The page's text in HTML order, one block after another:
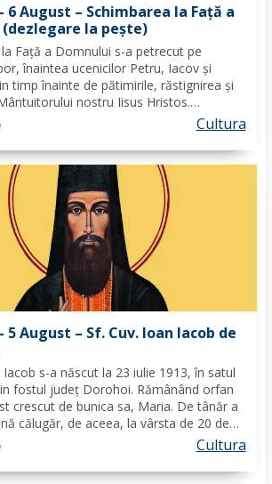
6 August – Schimbarea la Față a
la peşte)
Față a Domnului s-a petrecut pe
înaintea ucenicilor Petru, Iacov și
timp înainte de pătimirile, răstignirea și
nostru Iisus Hristos.
munte, Hristos-Domnul S-a depărtat
şi, suindu-Se pe un loc mai...
Cultura
5 August – Sf. Cuv. Ioan Iacob de
s-a născut la 23 iulie 1913, în satul
fostul județ Dorohoi. Rămânând orfan
crescut de bunica sa, Maria. De tânăr a
călugăr, de aceea, la vârsta de 20 de
pașii spre Mănăstirea Neamț. La 8
Cultura